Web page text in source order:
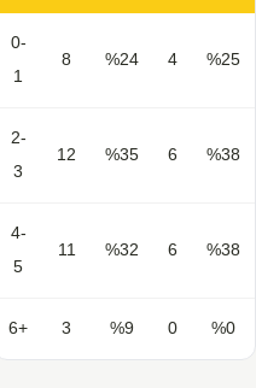
0-
1
8 %24 4 %25
2-
3
12 %35 6 %38
4-
5
11 %32 6 %38
6+ 3 %9 0 %0